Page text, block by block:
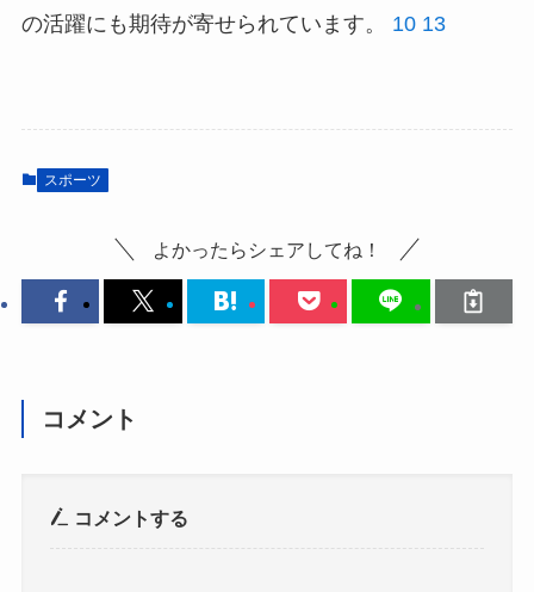
の活躍にも期待が寄せられています。 10 13
スポーツ
よかったらシェアしてね！
コメント
コメントする